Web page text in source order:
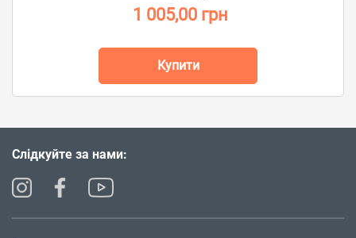
1 005,00 грн
Купити
Слідкуйте за нами: